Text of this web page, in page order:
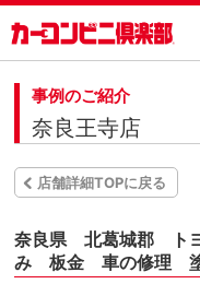
事例のご紹介
奈良王寺店
店舗詳細TOPに戻る
奈良県 北葛城郡
み 板金 車の修理